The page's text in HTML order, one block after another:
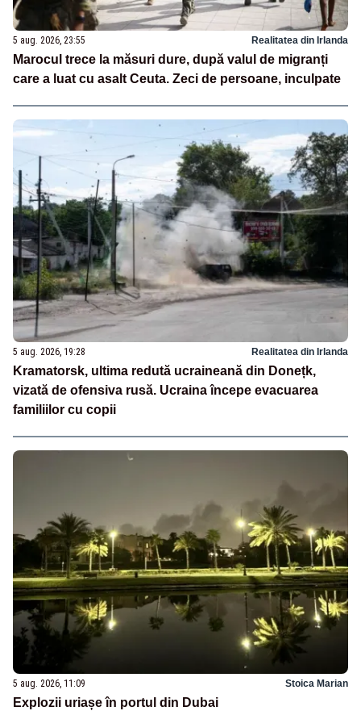
5 aug. 2026, 23:55 Realitatea din Irlanda
Marocul trece la măsuri dure, după valul de migranți
care a luat cu asalt Ceuta. Zeci de persoane, inculpate
5 aug. 2026, 19:28 Realitatea din Irlanda
Kramatorsk, ultima redută ucraineană din Donețk,
vizată de ofensiva rusă. Ucraina începe evacuarea
familiilor cu copii
5 aug. 2026, 11:09 Stoica Marian
Explozii uriașe în portul din Dubai